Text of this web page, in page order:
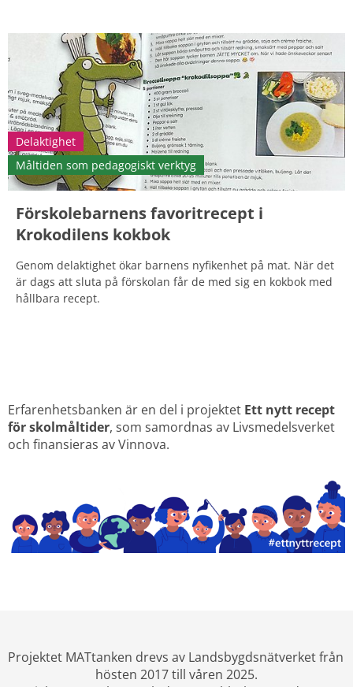
Delaktighet
Måltiden som pedagogiskt verktyg
Förskolebarnens favoritrecept i
Krokodilens kokbok
Genom delaktighet ökar barnens nyfikenhet på mat. När det
är dags att sluta på förskolan får de med sig en kokbok med
hållbara recept.
Erfarenhetsbanken är en del i projektet Ett nytt recept
för skolmåltider, som samordnas av Livsmedelsverket
och finansieras av Vinnova.
Projektet MATtanken drevs av Landsbygdsnätverket från
hösten 2017 till våren 2025.